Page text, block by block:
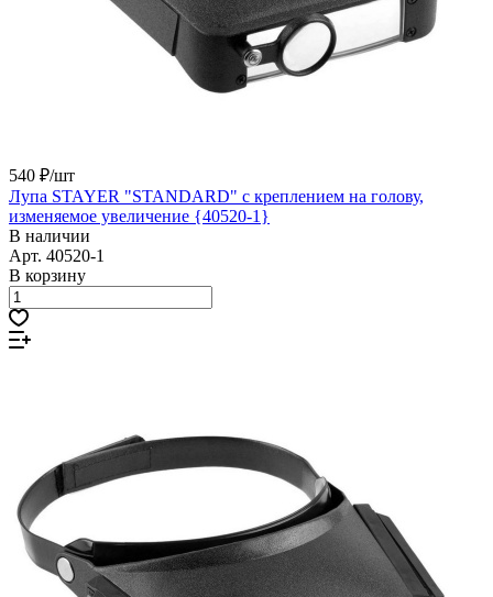
540 ₽/шт
Лупа STAYER "STANDARD" с креплением на голову,
изменяемое увеличение {40520-1}
В наличии
Арт. 40520-1
В корзину